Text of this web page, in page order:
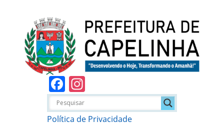
Facebook
Política de Privacidade